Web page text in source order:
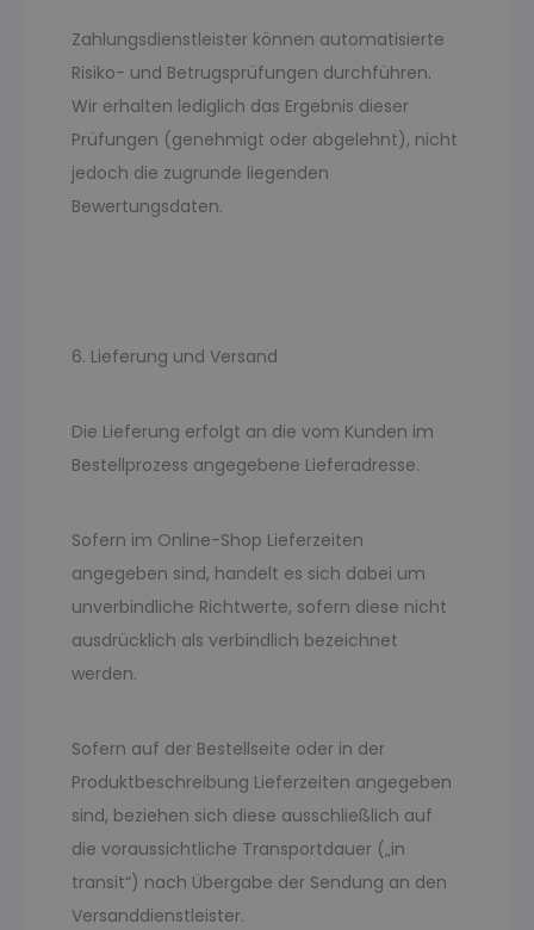
Zahlungsdienstleister können automatisierte
Risiko- und Betrugsprüfungen durchführen.
Wir erhalten lediglich das Ergebnis dieser
Prüfungen (genehmigt oder abgelehnt), nicht
jedoch die zugrunde liegenden
Bewertungsdaten.
6. Lieferung und Versand
Die Lieferung erfolgt an die vom Kunden im
Bestellprozess angegebene Lieferadresse.
Sofern im Online-Shop Lieferzeiten
angegeben sind, handelt es sich dabei um
unverbindliche Richtwerte, sofern diese nicht
ausdrücklich als verbindlich bezeichnet
werden.
Sofern auf der Bestellseite oder in der
Produktbeschreibung Lieferzeiten angegeben
sind, beziehen sich diese ausschließlich auf
die voraussichtliche Transportdauer („in
transit“) nach Übergabe der Sendung an den
Versanddienstleister.